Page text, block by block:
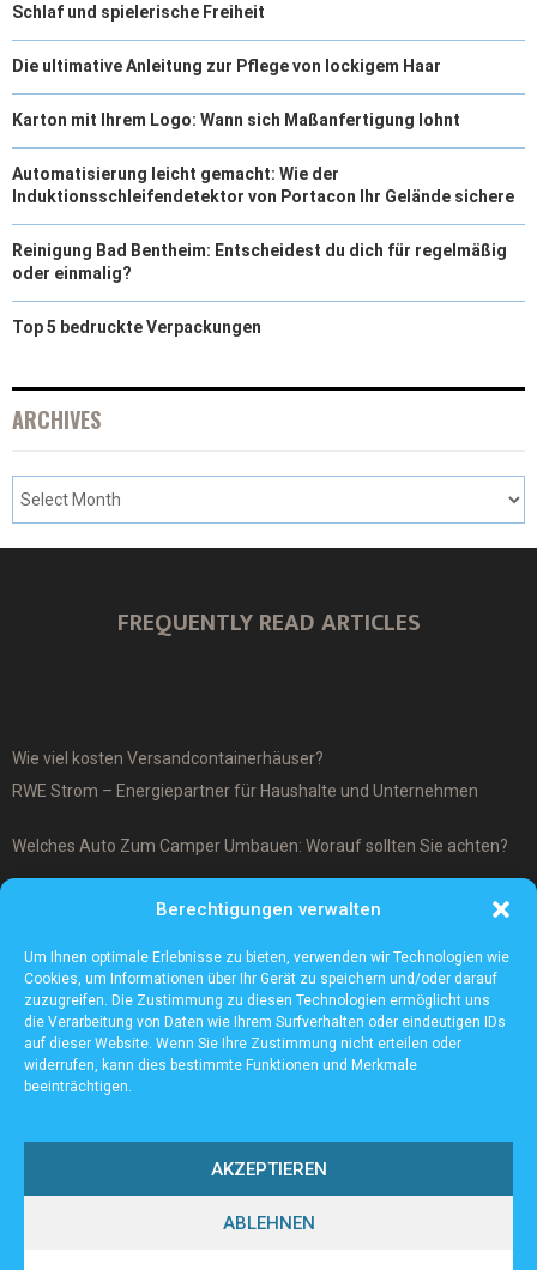
Berechtigungen verwalten
Um Ihnen optimale Erlebnisse zu bieten, verwenden wir Technologien wie
Cookies, um Informationen über Ihr Gerät zu speichern und/oder darauf
zuzugreifen. Die Zustimmung zu diesen Technologien ermöglicht uns
die Verarbeitung von Daten wie Ihrem Surfverhalten oder eindeutigen IDs
auf dieser Website. Wenn Sie Ihre Zustimmung nicht erteilen oder
widerrufen, kann dies bestimmte Funktionen und Merkmale
beeinträchtigen.
AKZEPTIEREN
ABLEHNEN
Schlaf und spielerische Freiheit
Die ultimative Anleitung zur Pflege von lockigem Haar
Karton mit Ihrem Logo: Wann sich Maßanfertigung lohnt
Automatisierung leicht gemacht: Wie der
Induktionsschleifendetektor von Portacon Ihr Gelände sichere
Reinigung Bad Bentheim: Entscheidest du dich für regelmäßig
oder einmalig?
Top 5 bedruckte Verpackungen
ARCHIVES
FREQUENTLY READ ARTICLES
Wie viel kosten Versandcontainerhäuser?
RWE Strom – Energiepartner für Haushalte und Unternehmen
Welches Auto Zum Camper Umbauen: Worauf sollten Sie achten?
Was ist ein Cover-Up Tattoo?
Was macht ein Architekturmodellbauer?